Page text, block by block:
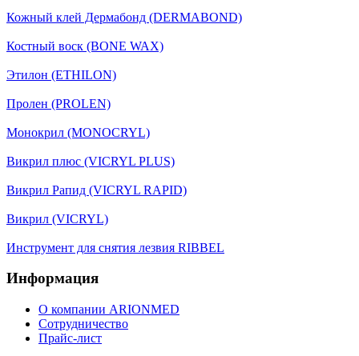
Кожный клей Дермабонд (DERMABOND)
Костный воск (BONE WAX)
Этилон (ETHILON)
Пролен (PROLEN)
Монокрил (MONOCRYL)
Викрил плюс (VICRYL PLUS)
Викрил Рапид (VICRYL RAPID)
Викрил (VICRYL)
Инструмент для снятия лезвия RIBBEL
Информация
О компании ARIONMED
Сотрудничество
Прайс-лист